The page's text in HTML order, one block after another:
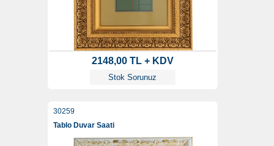
2148,00 TL + KDV
Stok Sorunuz
30259
Tablo Duvar Saati